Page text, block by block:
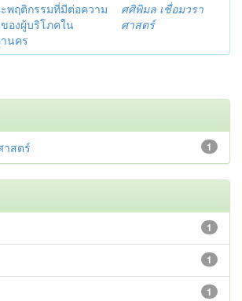
พฤติกรรมที่มีต่อความ
องผู้บริโภคใน
นคร
ศศิพิมล เชื่อมวรา
ศาสตร์
1
าสตร์
1
1
1